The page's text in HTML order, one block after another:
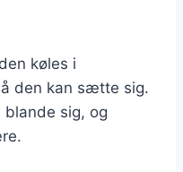
køles i
den kan sætte sig.
blande sig, og